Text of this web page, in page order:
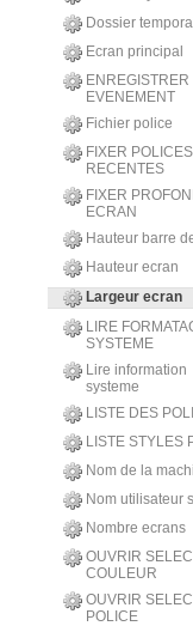
Dossier
Ecran principal
ENREGISTRER
EVENEMENT
Fichier police
FIXER POLICES
RECENTES
FIXER
ECRAN
Hauteur barre
Hauteur ecran
Largeur ecran
LIRE
SYSTEME
Lire information
systeme
LISTE DES
LISTE STYLES
Nom de la
Nom utilisateur
Nombre ecrans
OUVRIR
COULEUR
OUVRIR
POLICE